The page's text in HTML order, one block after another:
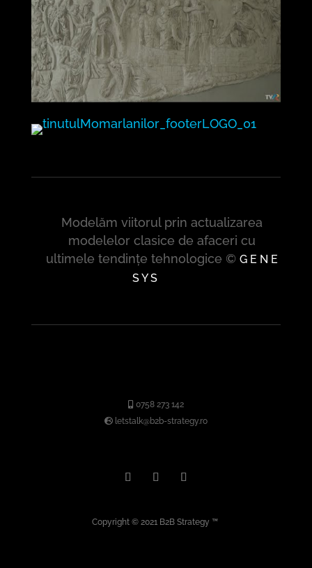
Modelăm viitorul prin actualizarea
modelelor clasice de afaceri cu
ultimele tendințe tehnologice ©G E N E
S Y S
0758 273 142
letstalk@b2b-strategy.ro
Copyright © 2021 B2B Strategy ™